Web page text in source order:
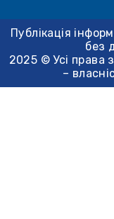
Публікація
без
2025 © Усі права
–